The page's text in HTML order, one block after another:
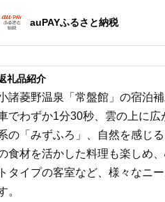
け うなぎ 食
ディナー ペ
28,000 円 寄付金額:320,000
auPAYふるさと納税
礼品紹介
諸菱野温泉「常盤館」の宿泊
でわずか1分30秒、雲の上に
の「みずふろ」、自然を感じ
食材を活かした料理も楽しめ
トタイプの客室など、様々なニ
。